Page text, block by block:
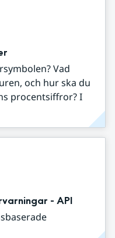
Vad
och hur ska du
procentsiffror? I
- API